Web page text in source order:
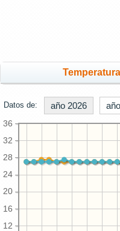
Datos de: año 2026
12
16
20
24
28
32
36